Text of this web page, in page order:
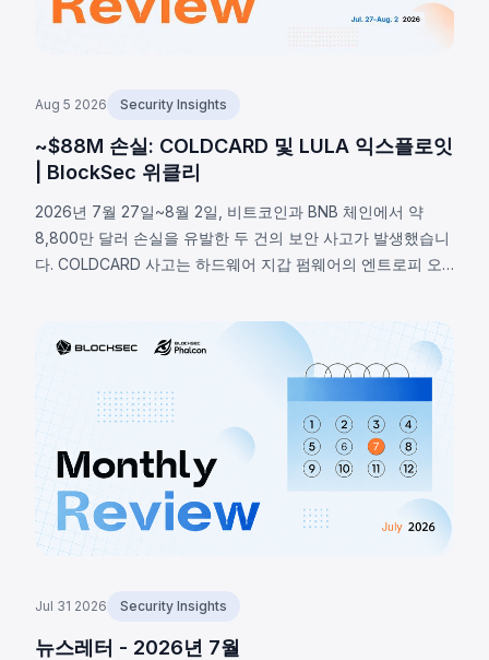
Aug 5 2026 Security Insights
~$88M 손실: COLDCARD 및 LULA 익스플로잇
| BlockSec 위클리
2026년 7월 27일~8월 2일, 비트코인과 BNB 체인에서 약
8,800만 달러 손실을 유발한 두 건의 보안 사고가 발생했습니
다. COLDCARD 사고는 하드웨어 지갑 펌웨어의 엔트로피 오
BNB 체인의 LULA 토큰은 비즈니스 로직 취약점으로
`recycle()` 함수가 악용되어 PancakeSwap V2 유동성에서
약 57만 8천 달러가 유출됐습니다.
Jul 31 2026 Security Insights
뉴스레터 - 2026년 7월